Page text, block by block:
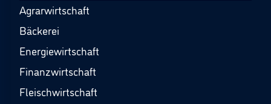
Agrarwirtschaft
Bäckerei
Energiewirtschaft
Finanzwirtschaft
Fleischwirtschaft